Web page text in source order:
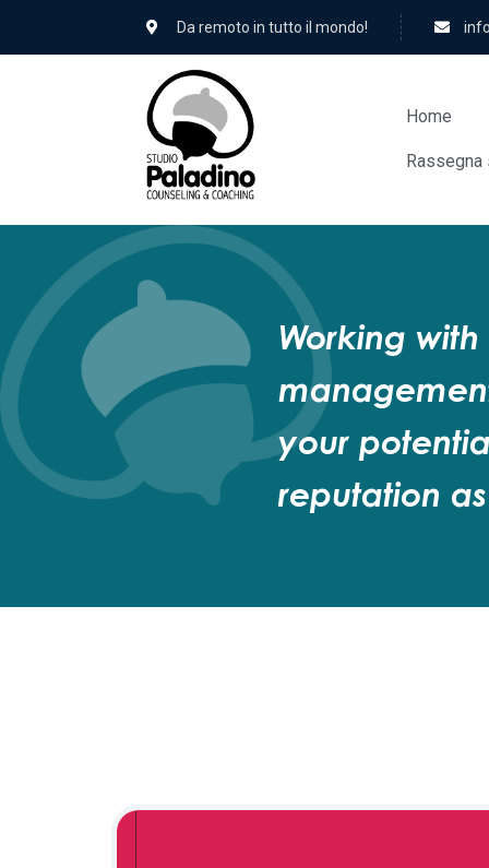
Da remoto in tutto il mondo!
Home
Rassegna
Working
your
reputation